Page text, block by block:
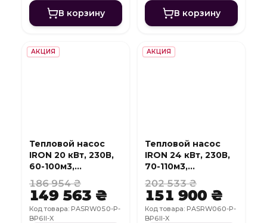
В корзину В корзину
АКЦИЯ
Тепловой насос
IRON 20 кВт, 230В,
60-100м3,
инвертер, с
охлаждением, WI-
FI
186 954 ₴
149 563 ₴
Код товара: PASRW050-P-
BP6II-X
АКЦИЯ
Тепловой насос
IRON 24 кВт, 230В,
70-110м3,
инвертер, с
охлаждением, WI-
FI
202 533 ₴
151 900 ₴
Код товара: PASRW060-P-
BP6II-X